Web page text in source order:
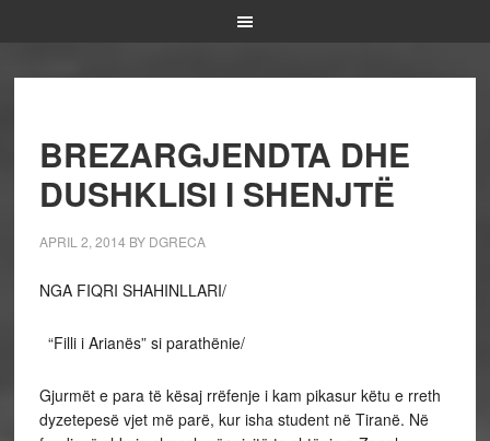
BREZARGJENDTA DHE
DUSHKLISI I SHENJTË
APRIL 2, 2014 BY DGRECA
NGA FIQRI SHAHINLLARI/
“Filli i Arianës” si parathënie/
Gjurmët e para të kësaj rrëfenje i kam pikasur këtu e rreth
dyzetepesë vjet më parë, kur isha student në Tiranë. Në